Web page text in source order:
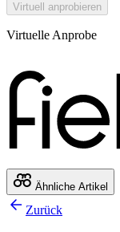
Virtuell anprobieren
Virtuelle Anprobe
Ähnliche Artikel
Zurück